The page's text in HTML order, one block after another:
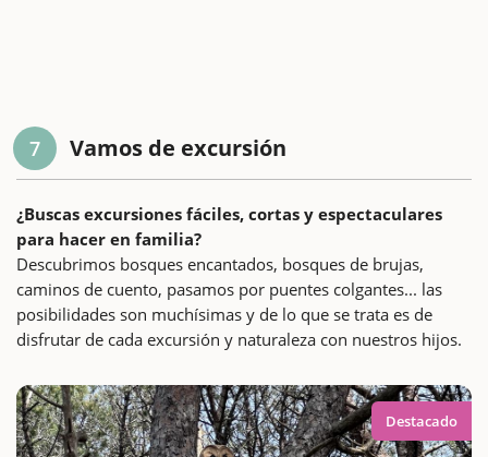
7 Vamos de excursión
¿Buscas excursiones fáciles, cortas y espectaculares
para hacer en familia?
Descubrimos bosques encantados, bosques de brujas,
caminos de cuento, pasamos por puentes colgantes... las
posibilidades son muchísimas y de lo que se trata es de
disfrutar de cada excursión y naturaleza con nuestros hijos.
Destacado